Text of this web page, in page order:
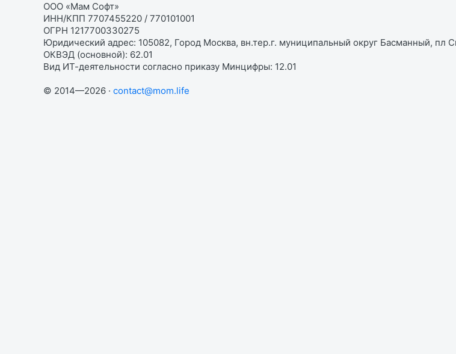
ООО «Мам Софт»
ИНН/КПП 7707455220 / 770101001
ОГРН 1217700330275
Юридический адрес: 105082, Город Москва, вн.тер.г. муниципальный округ Басманный, пл
ОКВЭД (основной): 62.01
Вид ИТ-деятельности согласно приказу Минцифры: 12.01
© 2014—2026 · contact@mom.life